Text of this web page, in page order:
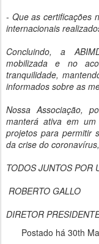
- Que as certificações
internacionais
Concluindo, a
mobilizada e no
tranquilidade,
informados sobre as
Nossa Associação,
manterá ativa em
projetos para permitir
da crise do
TODOS JUNTOS POR
ROBERTO GALLO
DIRETOR
Postado há 30th